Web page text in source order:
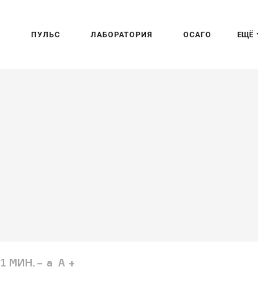
ЕЩЁ
ПУЛЬС ЛАБОРАТОРИЯ ОСАГО
1 МИН. a A